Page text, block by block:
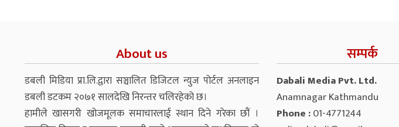
About us
डबली मिडिया प्रा.लि.द्वारा सञ्चालित डिजिटल न्युज पोर्टल अनलाइन
डबली डटकम २०७१ सालदेखि निरन्तर चलिरहेको छ।
हामीले खासगरी खोजमूलक समाचारलाई स्थान दिने गरेका छौं ।
सम्पर्क
Dabali Media Pvt. Ltd.
Anamnagar Kathmandu
Phone :01-4771244